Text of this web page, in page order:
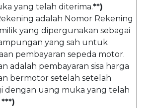
yang telah diterima.**)
adalah Nomor Rekening
yang dipergunakan sebagai
yang sah untuk
pembayaran sepeda motor.
adalah pembayaran sisa harga
bermotor setelah setelah
dengan uang muka yang telah
***)